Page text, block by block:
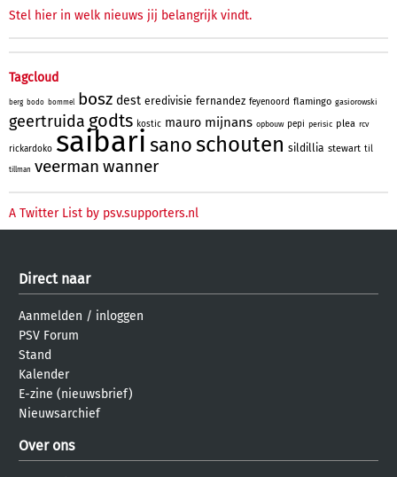
Stel hier in welk nieuws jij belangrijk vindt.
Tagcloud
berg bodo bommel bosz dest eredivisie fernandez feyenoord flamingo gasiorowski
geertruida godts kostic mauro mijnans opbouw pepi perisic plea rcv
rickardoko saibari sanoschouten sildillia stewart til
tillman veerman wanner
A Twitter List by psv.supporters.nl
Direct naar
Aanmelden / inloggen
PSV Forum
Stand
Kalender
E-zine (nieuwsbrief)
Nieuwsarchief
Over ons